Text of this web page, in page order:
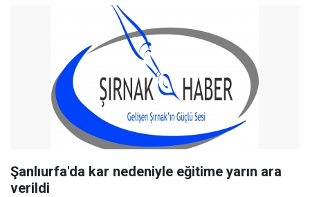
Şanlıurfa'da kar nedeniyle eğitime yarın ara
verildi